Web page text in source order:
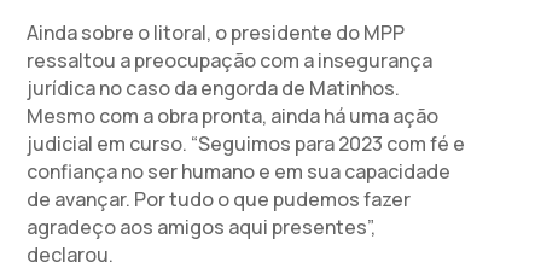
Ainda sobre o litoral, o presidente do MPP
ressaltou a preocupação com a insegurança
jurídica no caso da engorda de Matinhos.
Mesmo com a obra pronta, ainda há uma ação
judicial em curso. “Seguimos para 2023 com fé e
confiança no ser humano e em sua capacidade
de avançar. Por tudo o que pudemos fazer
agradeço aos amigos aqui presentes”,
declarou.